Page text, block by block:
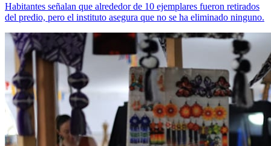
Habitantes señalan que alrededor de 10 ejemplares fueron retirados
del predio, pero el instituto asegura que no se ha eliminado ninguno.